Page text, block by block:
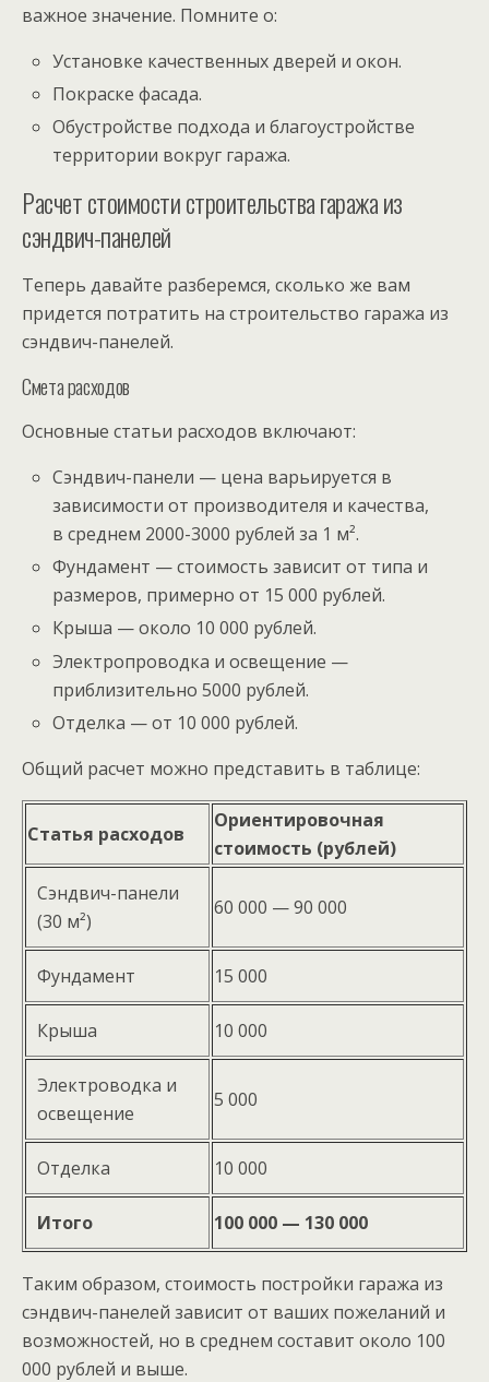
важное значение. Помните о:
Установке качественных дверей и окон.
Покраске фасада.
Обустройстве подхода и благоустройстве
территории вокруг гаража.
Расчет стоимости строительства гаража из
сэндвич-панелей
Теперь давайте разберемся, сколько же вам
придется потратить на строительство гаража из
сэндвич-панелей.
Смета расходов
Основные статьи расходов включают:
Сэндвич-панели — цена варьируется в
зависимости от производителя и качества,
в среднем 2000-3000 рублей за 1 м².
Фундамент — стоимость зависит от типа и
размеров, примерно от 15 000 рублей.
Крыша — около 10 000 рублей.
Электропроводка и освещение —
приблизительно 5000 рублей.
Отделка — от 10 000 рублей.
Общий расчет можно представить в таблице:
Статья расходов
Ориентировочная
стоимость (рублей)
Сэндвич-панели
(30 м²)
60 000 — 90 000
Фундамент 15 000
Крыша 10 000
Электроводка и
освещение
5 000
Отделка 10 000
Итого 100 000 — 130 000
Таким образом, стоимость постройки гаража из
сэндвич-панелей зависит от ваших пожеланий и
возможностей, но в среднем составит около 100
000 рублей и выше.